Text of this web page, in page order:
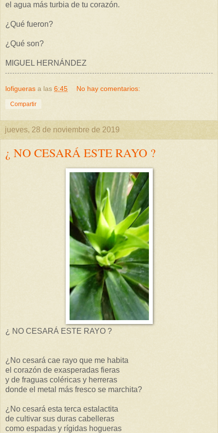
el agua más turbia de tu corazón.
¿Qué fueron?
¿Qué son?
MIGUEL HERNÁNDEZ
lofigueras a las 6:45 No hay comentarios:
Compartir
jueves, 28 de noviembre de 2019
¿ NO CESARÁ ESTE RAYO ?
¿ NO CESARÁ ESTE RAYO ?
¿No cesará cae rayo que me habita
el corazón de exasperadas fieras
y de fraguas coléricas y herreras
donde el metal más fresco se marchita?
¿No cesará esta terca estalactita
de cultivar sus duras cabelleras
como espadas y rígidas hogueras